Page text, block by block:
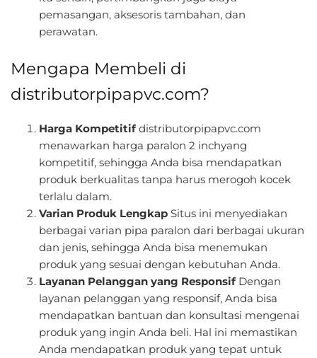
pemasangan, aksesoris tambahan, dan
perawatan.
Mengapa Membeli di
distributorpipapvc.com?
Harga Kompetitif distributorpipapvc.com
menawarkan harga paralon 2 inchyang
kompetitif, sehingga Anda bisa mendapatkan
produk berkualitas tanpa harus merogoh kocek
terlalu dalam.
Varian Produk Lengkap Situs ini menyediakan
berbagai varian pipa paralon dari berbagai ukuran
dan jenis, sehingga Anda bisa menemukan
produk yang sesuai dengan kebutuhan Anda.
Layanan Pelanggan yang Responsif Dengan
layanan pelanggan yang responsif, Anda bisa
mendapatkan bantuan dan konsultasi mengenai
produk yang ingin Anda beli. Hal ini memastikan
Anda mendapatkan produk yang tepat untuk